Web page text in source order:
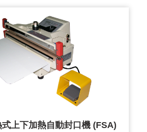
上下加熱自動封口機 (FSA)